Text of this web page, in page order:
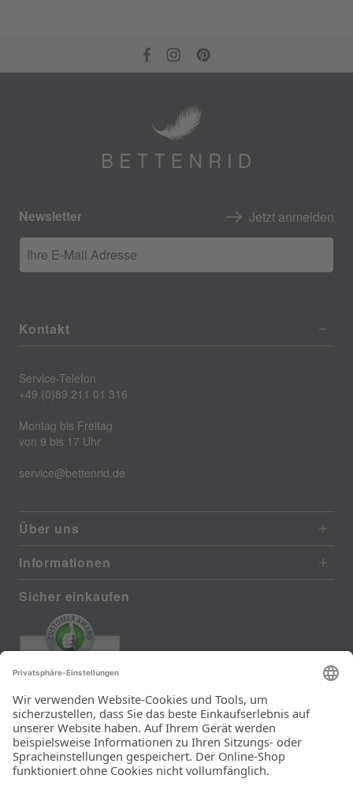
Newsletter Jetzt anmelden
Ihre E-Mail Adresse
Kontakt
Service-Telefon
+49 (0)89 211 01 316
Montag bis Freitag
von 9 bis 17 Uhr
service@bettenrid.de
Über uns
Informationen
Sicher einkaufen
385 reviews from real customers
(last 12 months)
Total: 11283
Die Auswahl und die
Einfachheit der
Bestellung.